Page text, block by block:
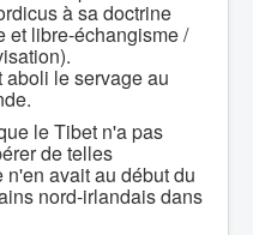
à sa doctrine
et libre-échangisme /
le servage au
le Tibet n'a pas
de telles
avait au début du
nord-irlandais dans